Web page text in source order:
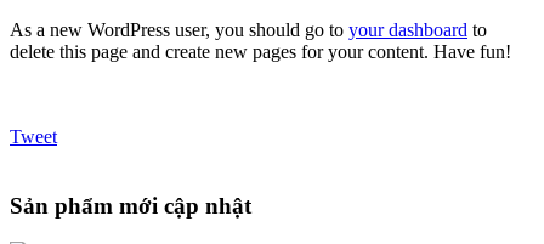
As a new WordPress user, you should go to your dashboard to
delete this page and create new pages for your content. Have fun!
Tweet
Sản phẩm mới cập nhật